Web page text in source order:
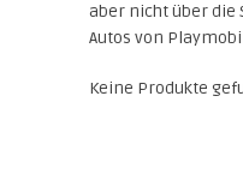
aber nicht über die
Autos von
Keine Produkte